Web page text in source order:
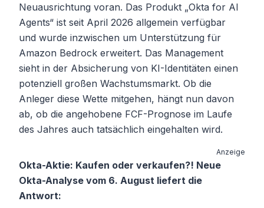
Neuausrichtung voran. Das Produkt „Okta for AI
Agents“ ist seit April 2026 allgemein verfügbar
und wurde inzwischen um Unterstützung für
Amazon Bedrock erweitert. Das Management
sieht in der Absicherung von KI-Identitäten einen
potenziell großen Wachstumsmarkt. Ob die
Anleger diese Wette mitgehen, hängt nun davon
ab, ob die angehobene FCF-Prognose im Laufe
des Jahres auch tatsächlich eingehalten wird.
Anzeige
Okta-Aktie: Kaufen oder verkaufen?! Neue
Okta-Analyse vom 6. August liefert die
Antwort: